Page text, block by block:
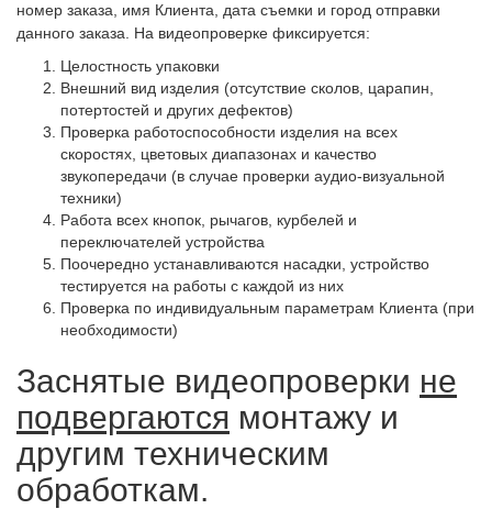
номер заказа, имя Клиента, дата съемки и город отправки
данного заказа. На видеопроверке фиксируется:
Целостность упаковки
Внешний вид изделия (отсутствие сколов, царапин,
потертостей и других дефектов)
Проверка работоспособности изделия на всех
скоростях, цветовых диапазонах и качество
звукопередачи (в случае проверки аудио-визуальной
техники)
Работа всех кнопок, рычагов, курбелей и
переключателей устройства
Поочередно устанавливаются насадки, устройство
тестируется на работы с каждой из них
Проверка по индивидуальным параметрам Клиента (при
необходимости)
Заснятые видеопроверки не
подвергаются монтажу и
другим техническим
обработкам.